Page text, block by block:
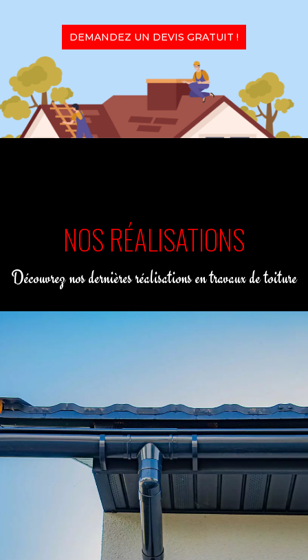
DEMANDEZ UN DEVIS GRATUIT !
NOS RÉALISATIONS
Découvrez nos dernières réalisations en travaux de toiture
Gouttière en thermo laqué – Annemasse
(74)
Remplacement de gouttières gris anthracite en
thermo laqué à Annemasse (74).